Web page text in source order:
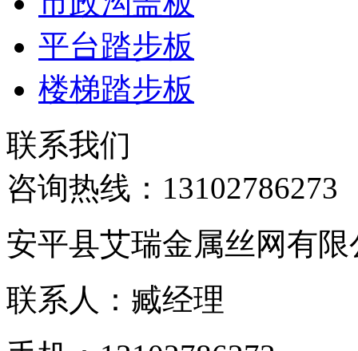
平台踏步板
楼梯踏步板
联系我们
咨询热线： 13102786273
安平县艾瑞金属丝网有限
联系人：臧经理